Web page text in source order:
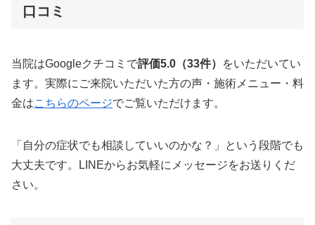
口コミ
当院はGoogleクチコミで評価5.0（33件）
をいただいてい
ます。実際にご来院いただいた方の声・施術メニュー・料
金はこちらのページでご覧いただけます。
「自分の症状でも相談していいのかな？」という段階でも
大丈夫です。LINEからお気軽にメッセージをお送りくだ
さい。